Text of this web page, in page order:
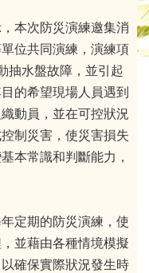
本次防災演練邀集消
位共同演練，演練項
抽水盤故障，並引起
的希望現場人員遇到
動員，並在可控狀況
制災害，使災害損失
本常識和判斷能力，
定期的防災演練，使
並藉由各種情境模擬
確保實際狀況發生時